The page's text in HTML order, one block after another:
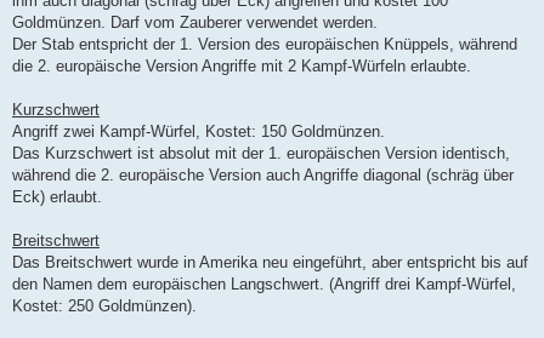
Goldmünzen. Darf vom Zauberer verwendet werden.
Der Stab entspricht der 1. Version des europäischen Knüppels, während
die 2. europäische Version Angriffe mit 2 Kampf-Würfeln erlaubte.
Kurzschwert
Angriff zwei Kampf-Würfel, Kostet: 150 Goldmünzen.
Das Kurzschwert ist absolut mit der 1. europäischen Version identisch,
während die 2. europäische Version auch Angriffe diagonal (schräg über
Eck) erlaubt.
Breitschwert
Das Breitschwert wurde in Amerika neu eingeführt, aber entspricht bis auf
den Namen dem europäischen Langschwert. (Angriff drei Kampf-Würfel,
Kostet: 250 Goldmünzen).